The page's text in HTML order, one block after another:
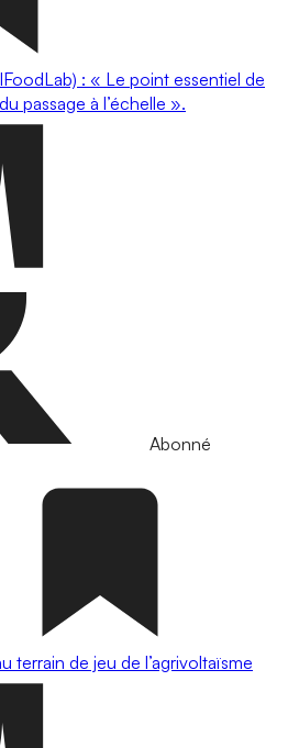
: « Le point essentiel de
passage à l’échelle ».
Abonné
terrain de jeu de l’agrivoltaïsme